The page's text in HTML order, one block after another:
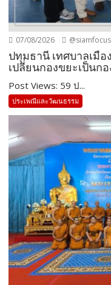
07/08/2026
ปทุมธานี เทศบาลเมื
เปลี่ยนกองขยะเป็นก
Post Views: 59 ป...
ประเพณีและวัฒนธรรม